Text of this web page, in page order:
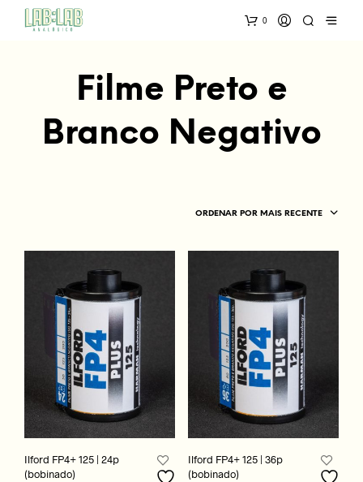
0
Filme Preto e
Branco Negativo
ORDENAR POR MAIS RECENTE
Ilford FP4+ 125 | 24p
(bobinado)
Ilford FP4+ 125 | 36p
(bobinado)